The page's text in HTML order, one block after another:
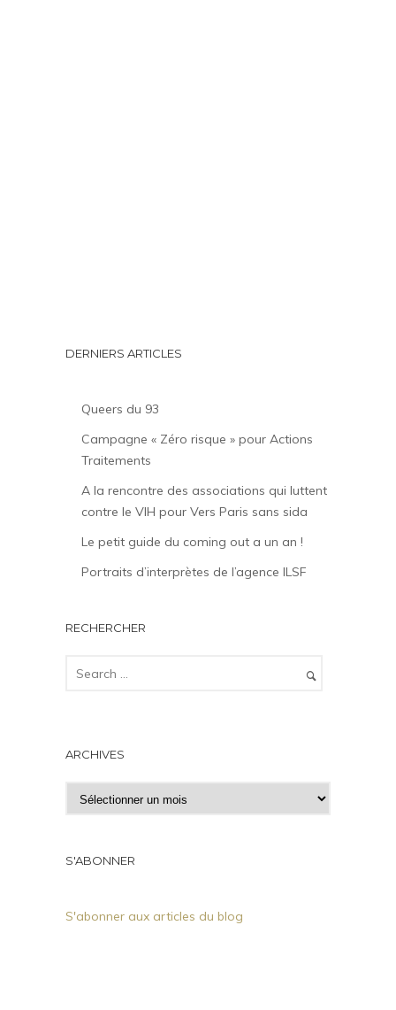
DERNIERS ARTICLES
Queers du 93
Campagne « Zéro risque » pour Actions
Traitements
A la rencontre des associations qui luttent
contre le VIH pour Vers Paris sans sida
Le petit guide du coming out a un an !
Portraits d’interprètes de l’agence ILSF
RECHERCHER
ARCHIVES
r
h
e
S'ABONNER
S'abonner aux articles du blog